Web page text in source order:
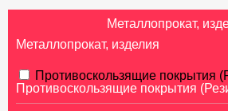
Металлопрокат,
Металлопрокат, изделия
АЛЮМИНИЕВЫЙ ПРОКАТ
Перфорированный лист
Противоскользящие покрытия
Противоскользящие покрытия